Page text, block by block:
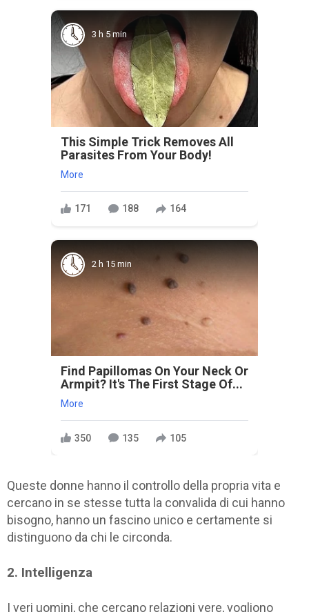
3 h 5 min
This Simple Trick Removes All
Parasites From Your Body!
More
171 188 164
2 h 15 min
Find Papillomas On Your Neck Or
Armpit? It's The First Stage Of...
More
350 135 105
Queste donne hanno il controllo della propria vita e
cercano in se stesse tutta la convalida di cui hanno
bisogno, hanno un fascino unico e certamente si
distinguono da chi le circonda.
2. Intelligenza
I veri uomini, che cercano relazioni vere, vogliono